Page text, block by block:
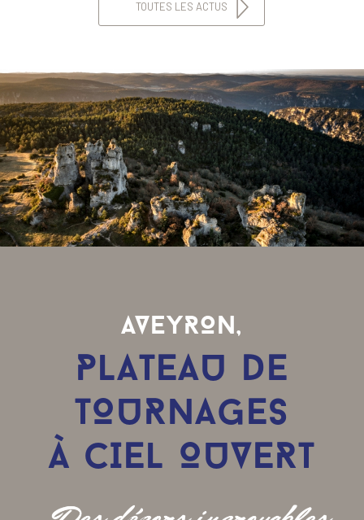
TOUTES LES ACTUS
AVEYRON,
PLATEAU DE
TOURNAGES
À CIEL OUVERT